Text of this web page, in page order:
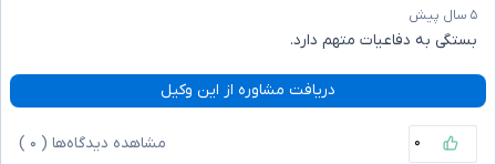
۵ سال پیش
بستگی به دفاعیات متهم دارد.
دریافت مشاوره از این وکیل
۰ مشاهده دیدگاه‌ها ( ۰